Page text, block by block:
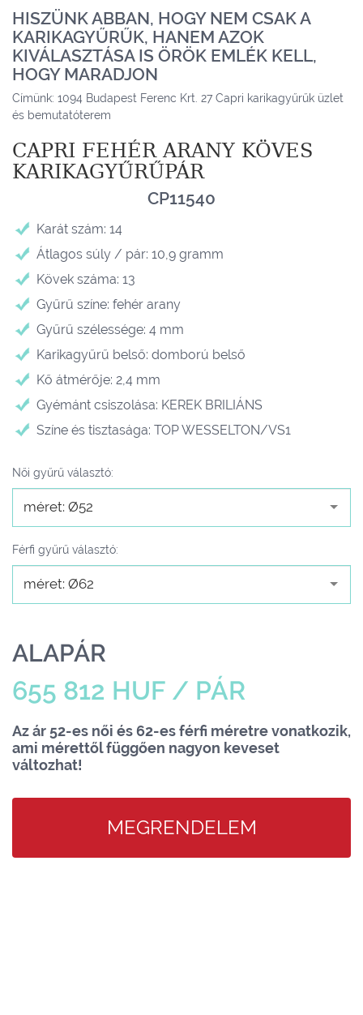
HISZÜNK ABBAN, HOGY NEM CSAK A
KARIKAGYŰRŰK, HANEM AZOK
KIVÁLASZTÁSA IS ÖRÖK EMLÉK KELL,
HOGY MARADJON
Címünk: 1094 Budapest Ferenc Krt. 27 Capri karikagyűrűk üzlet
és bemutatóterem
CAPRI FEHÉR ARANY KÖVES
KARIKAGYŰRŰPÁR
CP11540
Karát szám: 14
Átlagos súly / pár: 10,9 gramm
Kövek száma: 13
Gyűrű színe: fehér arany
Gyűrű szélessége: 4 mm
Karikagyűrű belső: domború belső
Kő átmérője: 2,4 mm
Gyémánt csiszolása: KEREK BRILIÁNS
Színe és tisztasága: TOP WESSELTON/VS1
Női gyűrű választó:
méret: Ø52
Férfi gyűrű választó:
méret: Ø62
ALAPÁR
655 812 HUF / PÁR
Az ár 52-es női és 62-es férfi méretre vonatkozik,
ami mérettől függően nagyon keveset
változhat!
MEGRENDELEM